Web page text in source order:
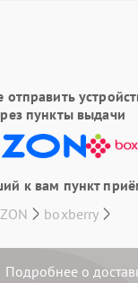
пункты выдачи
к вам пункт
boxberry
Подробнее о